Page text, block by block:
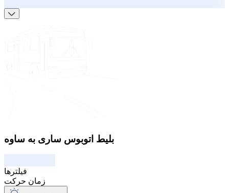
بلیط اتوبوس ساری به ساوه
فیلترها
زمان حرکت